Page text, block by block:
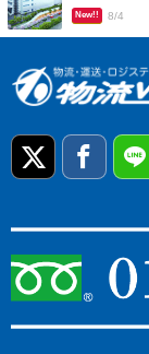
New!! 8/4